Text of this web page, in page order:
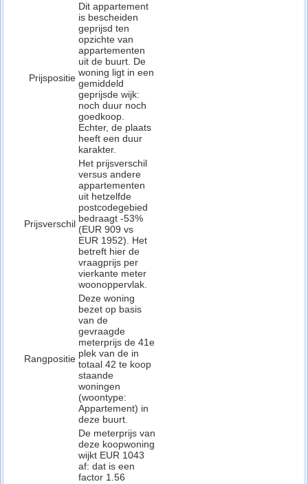
Prijspositie
Dit appartement
is bescheiden
geprijsd ten
opzichte van
appartementen
uit de buurt. De
woning ligt in een
gemiddeld
geprijsde wijk:
noch duur noch
goedkoop.
Echter, de plaats
heeft een duur
karakter.
Prijsverschil
Het prijsverschil
versus andere
appartementen
uit hetzelfde
postcodegebied
bedraagt -53%
(EUR 909 vs
EUR 1952). Het
betreft hier de
vraagprijs per
vierkante meter
woonoppervlak.
Rangpositie
Deze woning
bezet op basis
van de
gevraagde
meterprijs de 41e
plek van de in
totaal 42 te koop
staande
woningen
(woontype:
Appartement) in
deze buurt.
De meterprijs van
deze koopwoning
wijkt EUR 1043
af: dat is een
factor 1.56